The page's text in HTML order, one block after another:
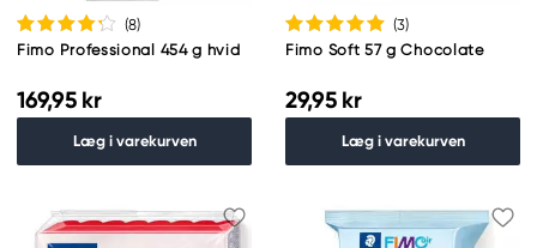
(8)
Fimo Professional 454 g hvid
169,95 kr
Læg i varekurven
(3)
Fimo Soft 57 g Chocolate
29,95 kr
Læg i varekurven